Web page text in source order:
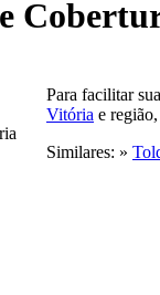
Para facilitar
Vitória e
Similares: »